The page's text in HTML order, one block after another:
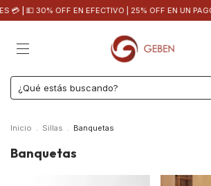
OFF EN EFECTIVO | 25% OFF EN UN PAGO 💵
Inicio . Sillas . Banquetas
Banquetas